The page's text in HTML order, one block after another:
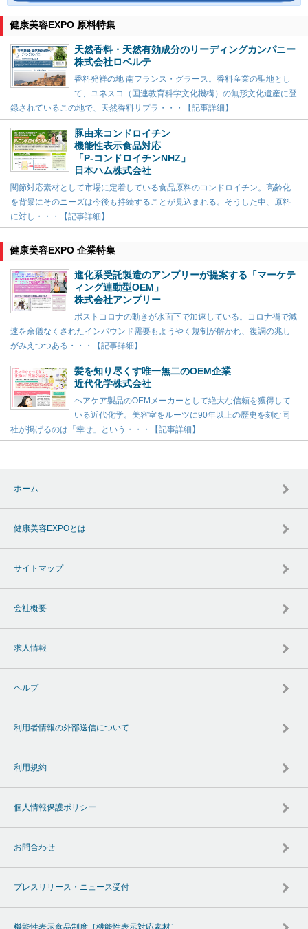
健康美容EXPO 原料特集
天然香料・天然有効成分のリーディングカンパニー
株式会社ロベルテ
香料発祥の地 南フランス・グラース。香料産業の聖地とし
て、ユネスコ（国連教育科学文化機構）の無形文化遺産に登
録されているこの地で、天然香料サプラ・・・【記事詳細】
豚由来コンドロイチン
機能性表示食品対応
「P-コンドロイチンNHZ」
日本ハム株式会社
関節対応素材として市場に定着している食品原料のコンドロイチン。高齢化
を背景にそのニーズは今後も持続することが見込まれる。そうした中、原料
に対し・・・【記事詳細】
健康美容EXPO 企業特集
進化系受託製造のアンプリーが提案する「マーケテ
ィング連動型OEM」
株式会社アンプリー
ポストコロナの動きが水面下で加速している。コロナ禍で減
速を余儀なくされたインバウンド需要もようやく規制が解かれ、復調の兆し
がみえつつある・・・【記事詳細】
髪を知り尽くす唯一無二のOEM企業
近代化学株式会社
ヘアケア製品のOEMメーカーとして絶大な信頼を獲得して
いる近代化学。美容室をルーツに90年以上の歴史を刻む同
社が掲げるのは「幸せ」という・・・【記事詳細】
ホーム
健康美容EXPOとは
サイトマップ
会社概要
求人情報
ヘルプ
利用者情報の外部送信について
利用規約
個人情報保護ポリシー
お問合わせ
プレスリリース・ニュース受付